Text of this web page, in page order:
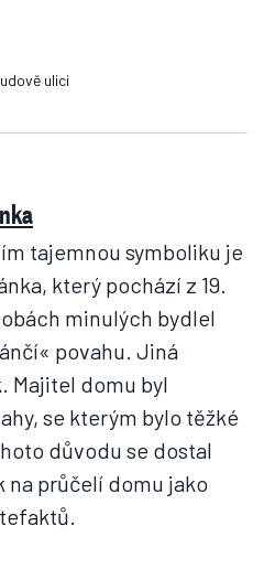
ulici
tajemnou symboliku je
který pochází z 19.
minulých bydlel
povahu. Jiná
Majitel domu byl
se kterým bylo těžké
důvodu se dostal
na průčelí domu jako